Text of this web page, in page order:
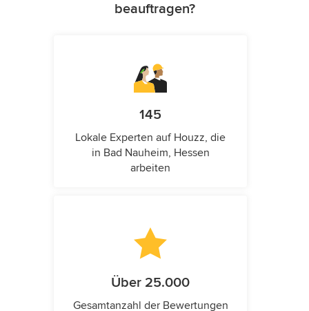
beauftragen?
145
Lokale Experten auf Houzz, die
in Bad Nauheim, Hessen
arbeiten
Über 25.000
Gesamtanzahl der Bewertungen